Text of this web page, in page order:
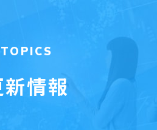
TOPICS
新情報